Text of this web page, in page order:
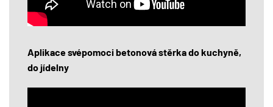
Aplikace svépomoci betonová stěrka do kuchyně,
do jídelny